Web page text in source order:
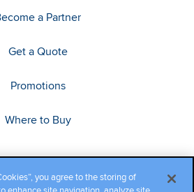
a Partner
Get a Quote
Promotions
Where to Buy
you agree to the storing of